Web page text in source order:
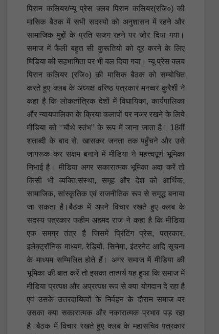
पिरान कलियर/न्यू प्रेस क्लब पिरान कलियर(रजि०) की
मासिक बैठक में सभी सदस्यो को अनुशासन में रहने और
सामाजिक मुद्दों के प्रति सजग रहने पर जोर दिया गया।
समाज में फैली बहुत सी कुरूतियो को दूर करने के लिए
मिडिया की सहभागिता पर भी बल दिया गया। न्यू प्रेस क्लब
पिरान कलियर (रजि०) की मासिक बैठक को सम्बोधित
करते हुए क्लब के अध्यक्ष वरिष्ठ पत्रकार मनव्वर कुरैशी ने
कहा है कि लोकतांत्रिक देशों में विधायिका, कार्यपालिका
और न्यायपालिका के क्रिया कलापों पर नजर रखने के लिये
मीडिया को ‘‘चौथे स्तंभ’’ के रूप में जाना जाता है। 18वीं
शताब्दी के बाद से, खासकर जनता तक पहुँचने और उसे
जागरूक कर सक्षम बनाने में मीडिया ने महत्त्वपूर्ण भूमिका
निभाई है। मीडिया अगर सकारात्मक भूमिका अदा करें तो
किसी भी व्यक्ति,संस्था, समूह और देश को आर्थिक,
सामाजिक, सांस्कृतिक एवं राजनीतिक रूप से समृद्ध बनाया
जा सकता है।बैठक में अपने विचार रखते हुए क्लब के
सदस्य पत्रकार फहीम अहमद राज ने कहा है कि मीडिया
एक समग्र तंत्र है जिसमें प्रिंटिंग प्रेस, पत्रकार,
इलेक्ट्रॉनिक माध्यम, रेडियों, सिनेमा, इंटरनेट आदि सूचना
के माध्यम सम्मिलित होते हैं। अगर समाज में मीडिया की
भूमिका की बात करें तो इसका तात्पर्य यह हुआ कि समाज में
मीडिया प्रत्यक्ष और अप्रत्यक्ष रूप से क्या योगदान दे रहा है
एवं उसके उत्तरदायित्वों के निर्वहन के दौरान समाज पर
उसका क्या सकारात्मक और नकारात्मक प्रभाव पड़ रहा
है।बैठक में विचार रखते हुए क्लब के महासचिव पत्रकार